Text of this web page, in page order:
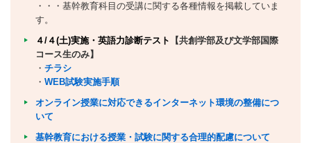
・・・基幹教育科目の受講に関する各種情報を掲載していま
す。
４/４(土)実施・英語力診断テスト
【共創学部及び文学部国際
コース生のみ】
・ チラシ
・ WEB試験実施手順
オンライン授業に対応できるインターネット環境の整備につ
いて
基幹教育における授業・試験に関する合理的配慮について